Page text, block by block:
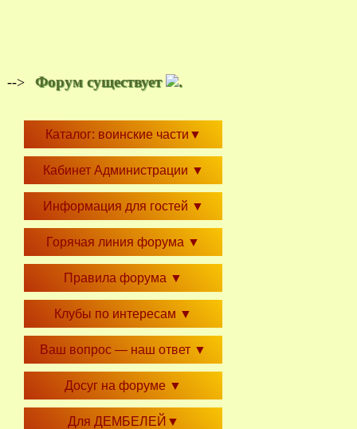
--> Форум существует .
Каталог: воинские части ▼
Кабинет Администрации ▼
Информация для гостей ▼
Горячая линия форума ▼
Правила форума ▼
Клубы по интересам ▼
Ваш вопрос — наш ответ ▼
Досуг на форуме ▼
Для ДЕМБЕЛЕЙ ▼